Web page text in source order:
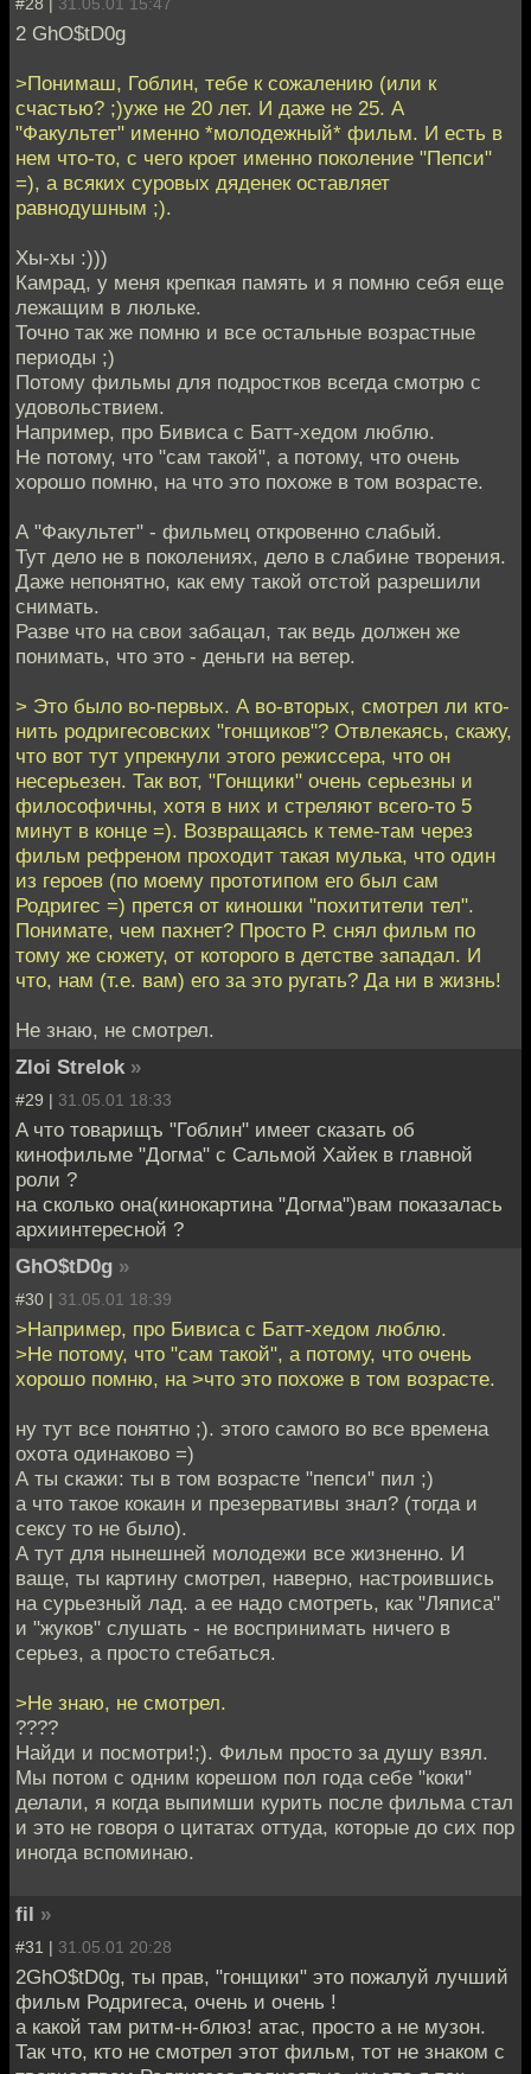
#28 | 31.05.01 15:47
2 GhO$tD0g
>Понимаш, Гоблин, тебе к сожалению (или к
счастью? ;)уже не 20 лет. И даже не 25. А
"Факультет" именно *молодежный* фильм. И есть в
нем что-то, с чего кроет именно поколение "Пепси"
=), а всяких суровых дяденек оставляет
равнодушным ;).
Хы-хы :)))
Камрад, у меня крепкая память и я помню себя еще
лежащим в люльке.
Точно так же помню и все остальные возрастные
периоды ;)
Потому фильмы для подростков всегда смотрю с
удовольствием.
Например, про Бивиса с Батт-хедом люблю.
Не потому, что "сам такой", а потому, что очень
хорошо помню, на что это похоже в том возрасте.
А "Факультет" - фильмец откровенно слабый.
Тут дело не в поколениях, дело в слабине творения.
Даже непонятно, как ему такой отстой разрешили
снимать.
Разве что на свои забацал, так ведь должен же
понимать, что это - деньги на ветер.
> Это было во-первых. А во-вторых, смотрел ли кто-
нить родригесовских "гонщиков"? Отвлекаясь, скажу,
что вот тут упрекнули этого режиссера, что он
несерьезен. Так вот, "Гонщики" очень серьезны и
философичны, хотя в них и стреляют всего-то 5
минут в конце =). Возвращаясь к теме-там через
фильм рефреном проходит такая мулька, что один
из героев (по моему прототипом его был сам
Родригес =) прется от киношки "похитители тел".
Понимате, чем пахнет? Просто Р. снял фильм по
тому же сюжету, от которого в детстве западал. И
что, нам (т.е. вам) его за это ругать? Да ни в жизнь!
Не знаю, не смотрел.
Zloi Strelok »
#29 | 31.05.01 18:33
A что товарищъ "Гоблин" имеет сказать об
кинофильме "Догма" с Сальмой Хайек в главной
роли ?
на сколько она(кинокартина "Догма")вам показалась
архиинтересной ?
GhO$tD0g »
#30 | 31.05.01 18:39
>Например, про Бивиса с Батт-хедом люблю.
>Не потому, что "сам такой", а потому, что очень
хорошо помню, на >что это похоже в том возрасте.
ну тут все понятно ;). этого самого во все времена
охота одинаково =)
А ты скажи: ты в том возрасте "пепси" пил ;)
а что такое кокаин и презервативы знал? (тогда и
сексу то не было).
А тут для нынешней молодежи все жизненно. И
ваще, ты картину смотрел, наверно, настроившись
на сурьезный лад. а ее надо смотреть, как "Ляписа"
и "жуков" слушать - не воспринимать ничего в
серьез, а просто стебаться.
>Не знаю, не смотрел.
????
Найди и посмотри!;). Фильм просто за душу взял.
Мы потом с одним корешом пол года себе "коки"
делали, я когда выпимши курить после фильма стал
и это не говоря о цитатах оттуда, которые до сих пор
иногда вспоминаю.
fil »
#31 | 31.05.01 20:28
2GhO$tD0g, ты прав, "гонщики" это пожалуй лучший
фильм Родригеса, очень и очень !
а какой там ритм-н-блюз! атас, просто а не музон.
Так что, кто не смотрел этот фильм, тот не знаком с